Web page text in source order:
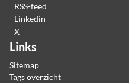
RSS-feed
Linkedin
X
Links
Sitemap
Tags overzicht